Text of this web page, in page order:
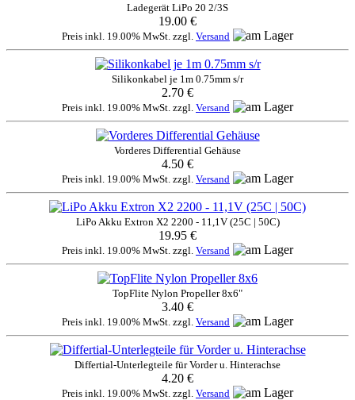
Ladegerät LiPo 20 2/3S
19.00 €
Preis inkl. 19.00% MwSt. zzgl. Versand
Silikonkabel je 1m 0.75mm s/r
2.70 €
Preis inkl. 19.00% MwSt. zzgl. Versand
Vorderes Differential Gehäuse
4.50 €
Preis inkl. 19.00% MwSt. zzgl. Versand
LiPo Akku Extron X2 2200 - 11,1V (25C | 50C)
19.95 €
Preis inkl. 19.00% MwSt. zzgl. Versand
TopFlite Nylon Propeller 8x6"
3.40 €
Preis inkl. 19.00% MwSt. zzgl. Versand
Differtial-Unterlegteile für Vorder u. Hinterachse
4.20 €
Preis inkl. 19.00% MwSt. zzgl. Versand